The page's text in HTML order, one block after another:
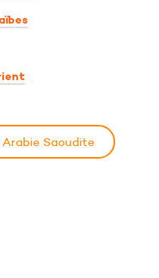
Saoudite